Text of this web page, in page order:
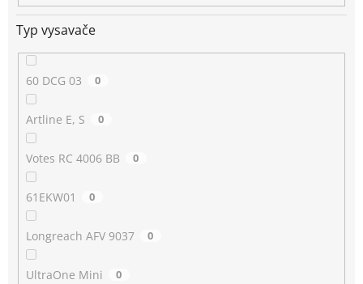
Typ vysavače
60 DCG 03 0
Artline E, S 0
Votes RC 4006 BB 0
61EKW01 0
Longreach AFV 9037 0
UltraOne Mini 0